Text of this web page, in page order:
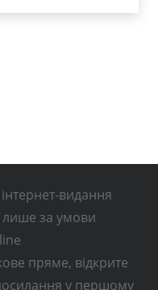
видання
лише за умови
пряме, відкрите
у першому